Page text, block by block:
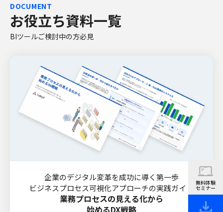
無料体験
セミナー
DOCUMENT
お役立ち資料一覧
BIツールご検討中の方必見
企業のデジタル変革を成功に導く第一歩
ビジネスプロセス可視化アプローチの実践ガイド
業務プロセスの見える化から
始めるDX戦略